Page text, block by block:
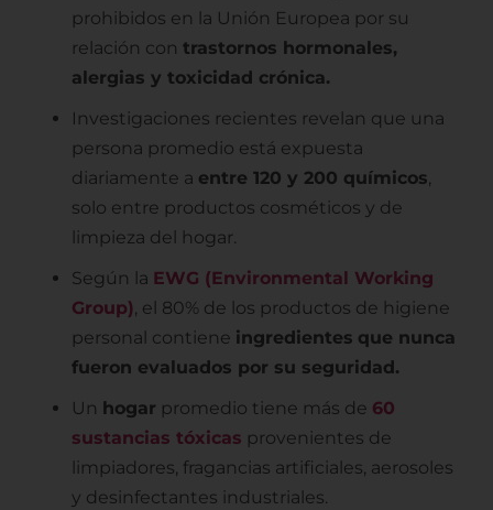
prohibidos en la Unión Europea por su
relación con trastornos hormonales,
alergias y toxicidad crónica.
Investigaciones recientes revelan que una
persona promedio está expuesta
diariamente a entre 120 y 200 químicos,
solo entre productos cosméticos y de
limpieza del hogar.
Según la EWG (Environmental Working
Group), el 80% de los productos de higiene
personal contiene ingredientes que nunca
fueron evaluados por su seguridad.
Un hogar promedio tiene más de 60
sustancias tóxicas provenientes de
limpiadores, fragancias artificiales, aerosoles
y desinfectantes industriales.